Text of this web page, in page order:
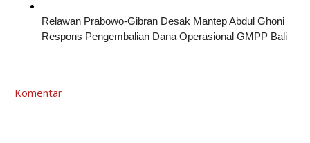
Relawan Prabowo-Gibran Desak Mantep Abdul Ghoni
Respons Pengembalian Dana Operasional GMPP Bali
Komentar